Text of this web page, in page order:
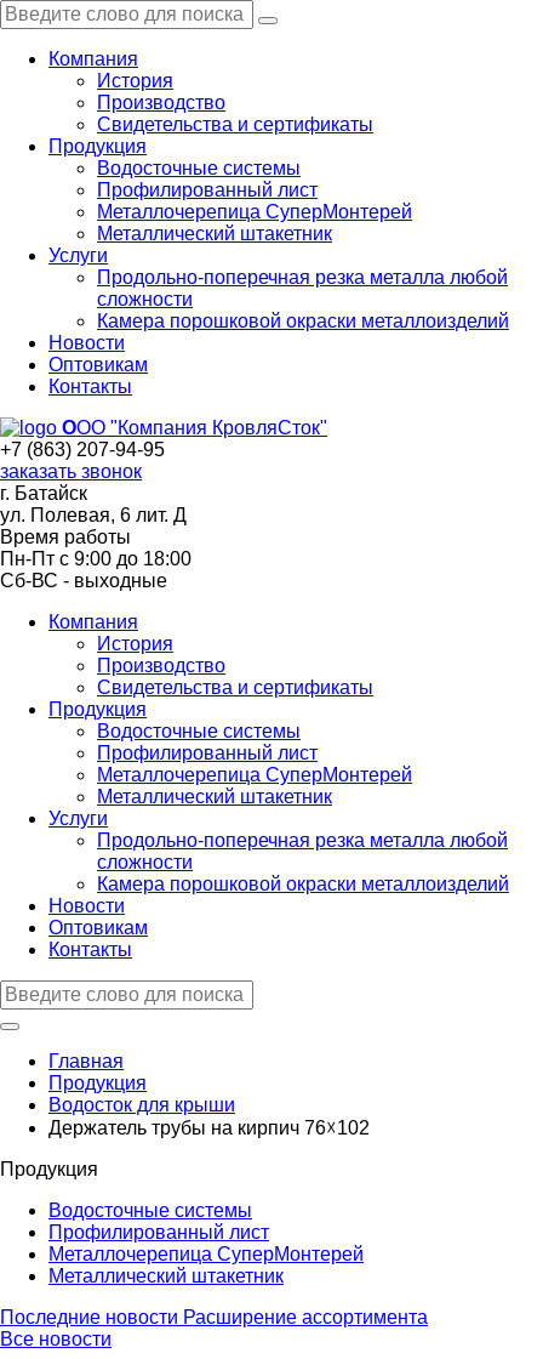
Компания
История
Производство
Свидетельства и сертификаты
Продукция
Водосточные системы
Профилированный лист
Металлочерепица СуперМонтерей
Металлический штакетник
Услуги
Продольно-поперечная резка металла любой
сложности
Камера порошковой окраски металлоизделий
Новости
Оптовикам
Контакты
ООО "Компания КровляСток"
+7 (863) 207-94-95
заказать звонок
г. Батайск
ул. Полевая, 6 лит. Д
Время работы
Пн-Пт с 9:00 до 18:00
Сб-ВС - выходные
Компания
История
Производство
Свидетельства и сертификаты
Продукция
Водосточные системы
Профилированный лист
Металлочерепица СуперМонтерей
Металлический штакетник
Услуги
Продольно-поперечная резка металла любой
сложности
Камера порошковой окраски металлоизделий
Новости
Оптовикам
Контакты
Главная
Продукция
Водосток для крыши
Держатель трубы на кирпич 76☓102
Продукция
Водосточные системы
Профилированный лист
Металлочерепица СуперМонтерей
Металлический штакетник
Последние новости Расширение ассортимента
Все новости